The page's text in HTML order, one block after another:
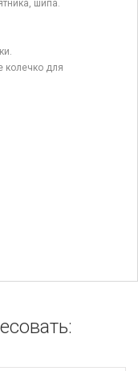
шипа.
колечко для